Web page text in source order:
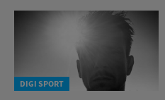
DIGI SPORT